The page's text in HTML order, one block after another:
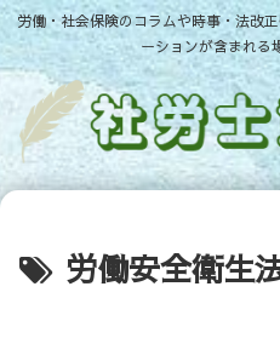
労働・社会保険のコラムや時事・法改
ーションが含まれる
労働安全衛生